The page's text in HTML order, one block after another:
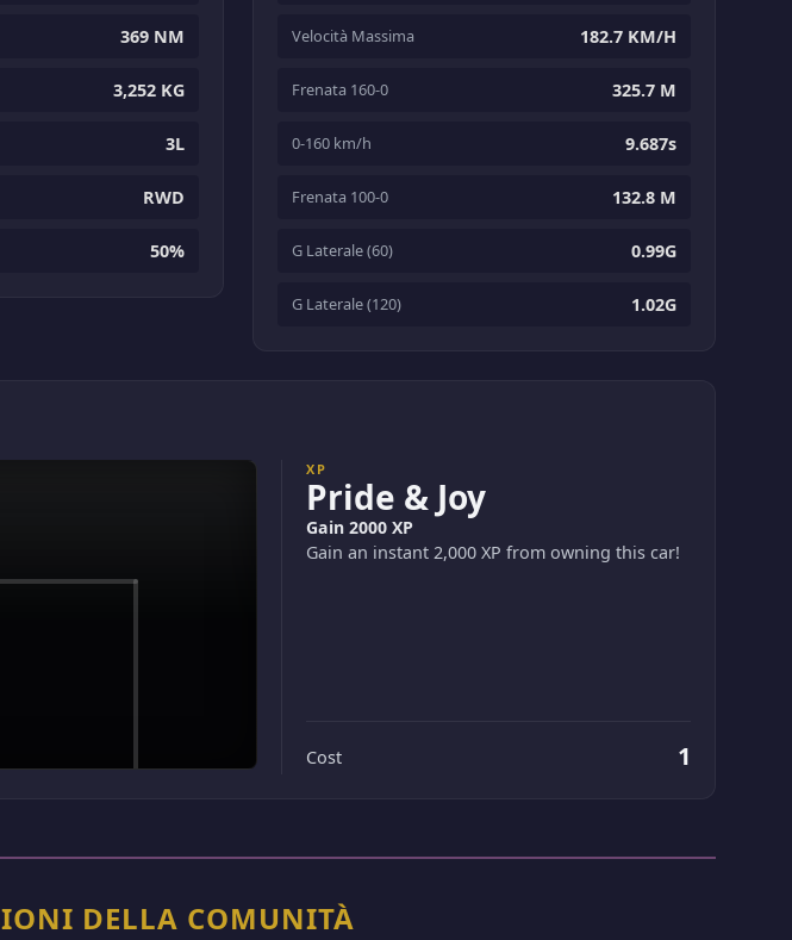
369 NM
3,252 KG
3L
RWD
50%
Velocità Massima 182.7 KM/H
Frenata 160-0 325.7 M
0-160 km/h 9.687s
Frenata 100-0 132.8 M
G Laterale (60) 0.99G
G Laterale (120) 1.02G
XP
Pride & Joy
Gain 2000 XP
Gain an instant 2,000 XP from owning this car!
Cost 1
DELLA COMUNITÀ